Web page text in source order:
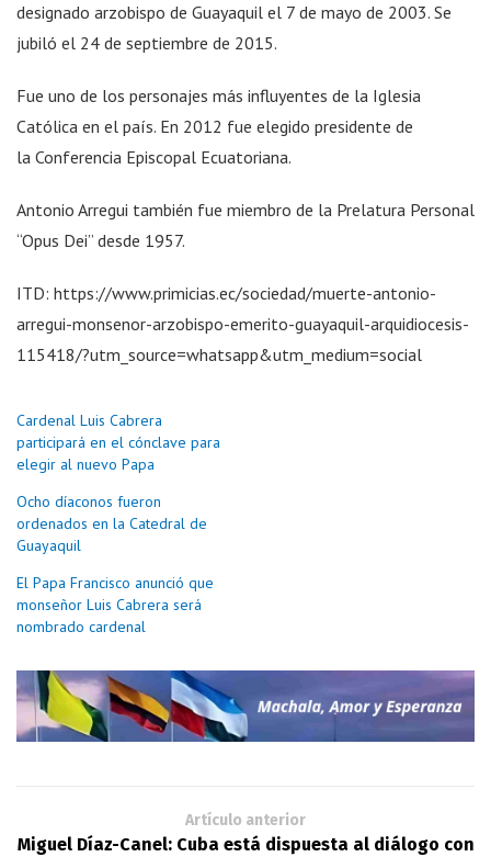
designado arzobispo de Guayaquil el 7 de mayo de 2003. Se
jubiló el 24 de septiembre de 2015.
Fue uno de los personajes más influyentes de la Iglesia
Católica en el país. En 2012 fue elegido presidente de
la Conferencia Episcopal Ecuatoriana.
Antonio Arregui también fue miembro de la Prelatura Personal
“Opus Dei” desde 1957.
ITD: https://www.primicias.ec/sociedad/muerte-antonio-
arregui-monsenor-arzobispo-emerito-guayaquil-arquidiocesis-
115418/?utm_source=whatsapp&utm_medium=social
Cardenal Luis Cabrera
participará en el cónclave para
elegir al nuevo Papa
Ocho díaconos fueron
ordenados en la Catedral de
Guayaquil
El Papa Francisco anunció que
monseñor Luis Cabrera será
nombrado cardenal
Artículo anterior
Miguel Díaz-Canel: Cuba está dispuesta al diálogo con